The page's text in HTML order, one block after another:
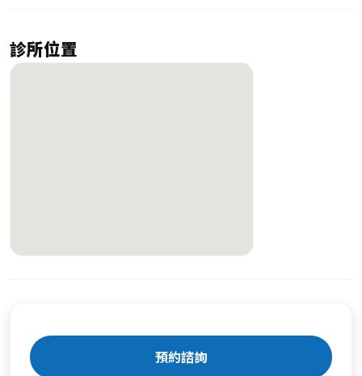
診所位置
預約諮詢